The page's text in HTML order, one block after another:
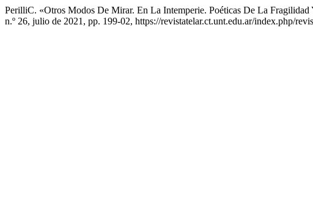
PerilliC. «Otros Modos De Mirar. En La Intemperie. Poéticas De La
n.º 26, julio de 2021, pp. 199-02, https://revistatelar.ct.unt.edu.ar/index.php/